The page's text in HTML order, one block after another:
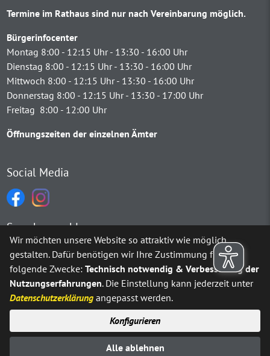
Termine im Rathaus sind nur nach Vereinbarung möglich.
Bürgerinfocenter
Montag 8:00 - 12:15 Uhr - 13:30 - 16:00 Uhr
Dienstag 8:00 - 12:15 Uhr - 13:30 - 16:00 Uhr
Mittwoch 8:00 - 12:15 Uhr - 13:30 - 16:00 Uhr
Donnerstag 8:00 - 12:15 Uhr - 13:30 - 17:00 Uhr
Freitag 8:00 - 12:00 Uhr
Öffnungszeiten der einzelnen Ämter
Social Media
Sprachauswahl
Möchten Sie vonGoogle Translate bereitgestellte externe
Ja Immer
Impressum Datenschutz
Wir möchten unsere Website so attraktiv wie möglich
gestalten. Dafür benötigen wir Ihre Zustimmung für
folgende Zwecke:Technisch notwendig & Verbesserung der
Nutzungserfahrungen. Die Einstellung kann jederzeit unter
Datenschutzerklärung angepasst werden.
Konfigurieren
Alle ablehnen